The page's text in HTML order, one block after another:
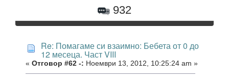
932
Re: Помагаме си взаимно: Бебета от 0 до
12 месеца. Част VIII
« Отговор #62 -: Ноември 13, 2012, 10:25:24 am »